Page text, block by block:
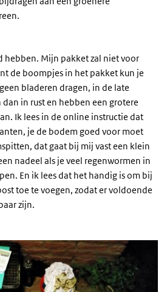
hebben. Mijn pakket zal niet voor
de boompjes in het pakket kun je
bladeren dragen, in de late
in rust en hebben een grotere
Ik lees in de online instructie dat
je de bodem goed voor moet
dat gaat bij mij vast een klein
nadeel als je veel regenwormen in
En ik lees dat het handig is om bij
toe te voegen, zodat er voldoende
zijn.